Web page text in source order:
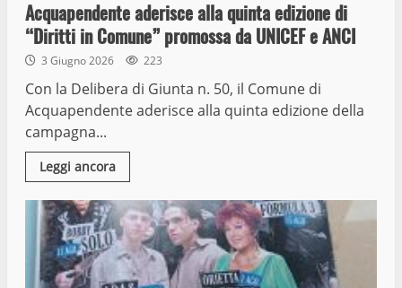
Acquapendente aderisce alla quinta edizione di
“Diritti in Comune” promossa da UNICEF e ANCI
3 Giugno 2026 223
Con la Delibera di Giunta n. 50, il Comune di
Acquapendente aderisce alla quinta edizione della
campagna...
Leggi ancora